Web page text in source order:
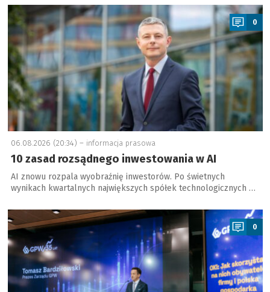
a
0
06.08.2026 (20:34) – informacja prasowa
10 zasad rozsądnego inwestowania w AI
AI znowu rozpala wyobraźnię inwestorów. Po świetnych
wynikach kwartalnych największych spółek technologicznych …
a
0